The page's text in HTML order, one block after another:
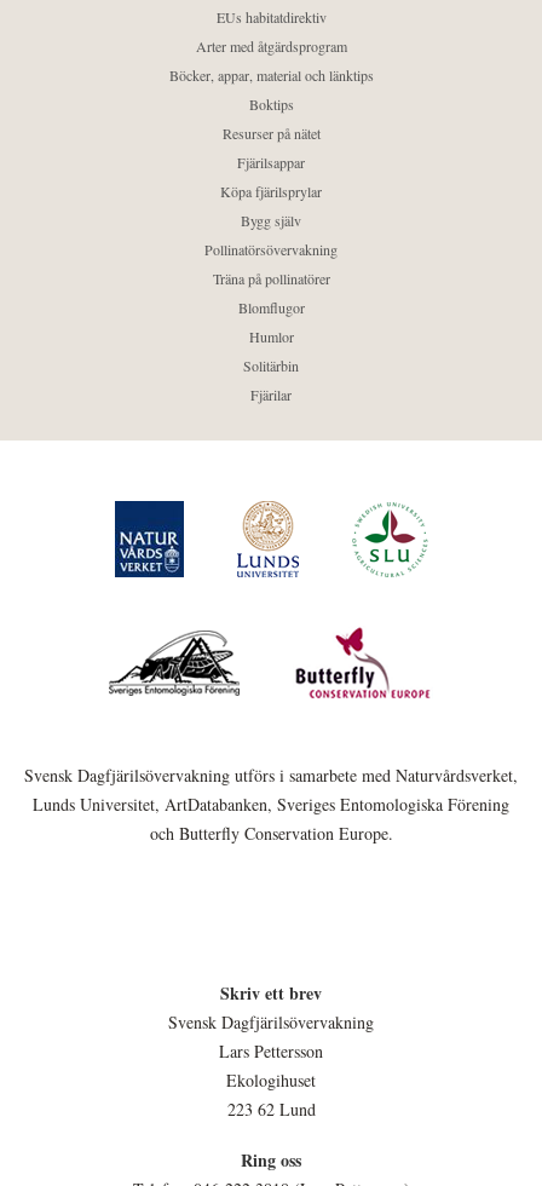
EUs habitatdirektiv
Arter med åtgärdsprogram
Böcker, appar, material och länktips
Boktips
Resurser på nätet
Fjärilsappar
Köpa fjärilsprylar
Bygg själv
Pollinatörsövervakning
Träna på pollinatörer
Blomflugor
Humlor
Solitärbin
Fjärilar
Svensk Dagfjärilsövervakning utförs i samarbete med Naturvårdsverket,
Lunds Universitet, ArtDatabanken, Sveriges Entomologiska Förening
och Butterfly Conservation Europe.
Skriv ett brev
Svensk Dagfjärilsövervakning
Lars Pettersson
Ekologihuset
223 62 Lund
Ring oss